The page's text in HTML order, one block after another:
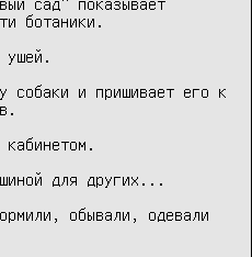
ботаники.
собаки и пришивает его к
для других...
обывали, одевали